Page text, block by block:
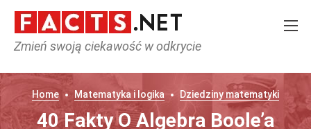
Zmień swoją ciekawość w odkrycie
Home Matematyka i logika Dziedziny matematyki
40 Fakty O Algebra Boole’a